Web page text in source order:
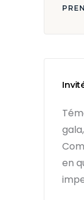
en